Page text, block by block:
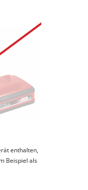
enthalten,
Beispiel als